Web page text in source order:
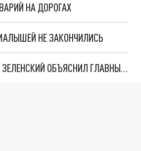
НА ДОРОГАХ
НЕ ЗАКОНЧИЛИСЬ
"МЫ ВАС ЗАСТАВИМ": ЖУТКИЕ ДЕТАЛИ ОХОТЫ НА ГЕНЕРАЛА. ЗЕЛЕНСКИЙ ОБЪЯСНИЛ ГЛАВНЫЙ СМЫСЛ ТЕРАКТА В ЦЕНТРЕ МОСКВЫ